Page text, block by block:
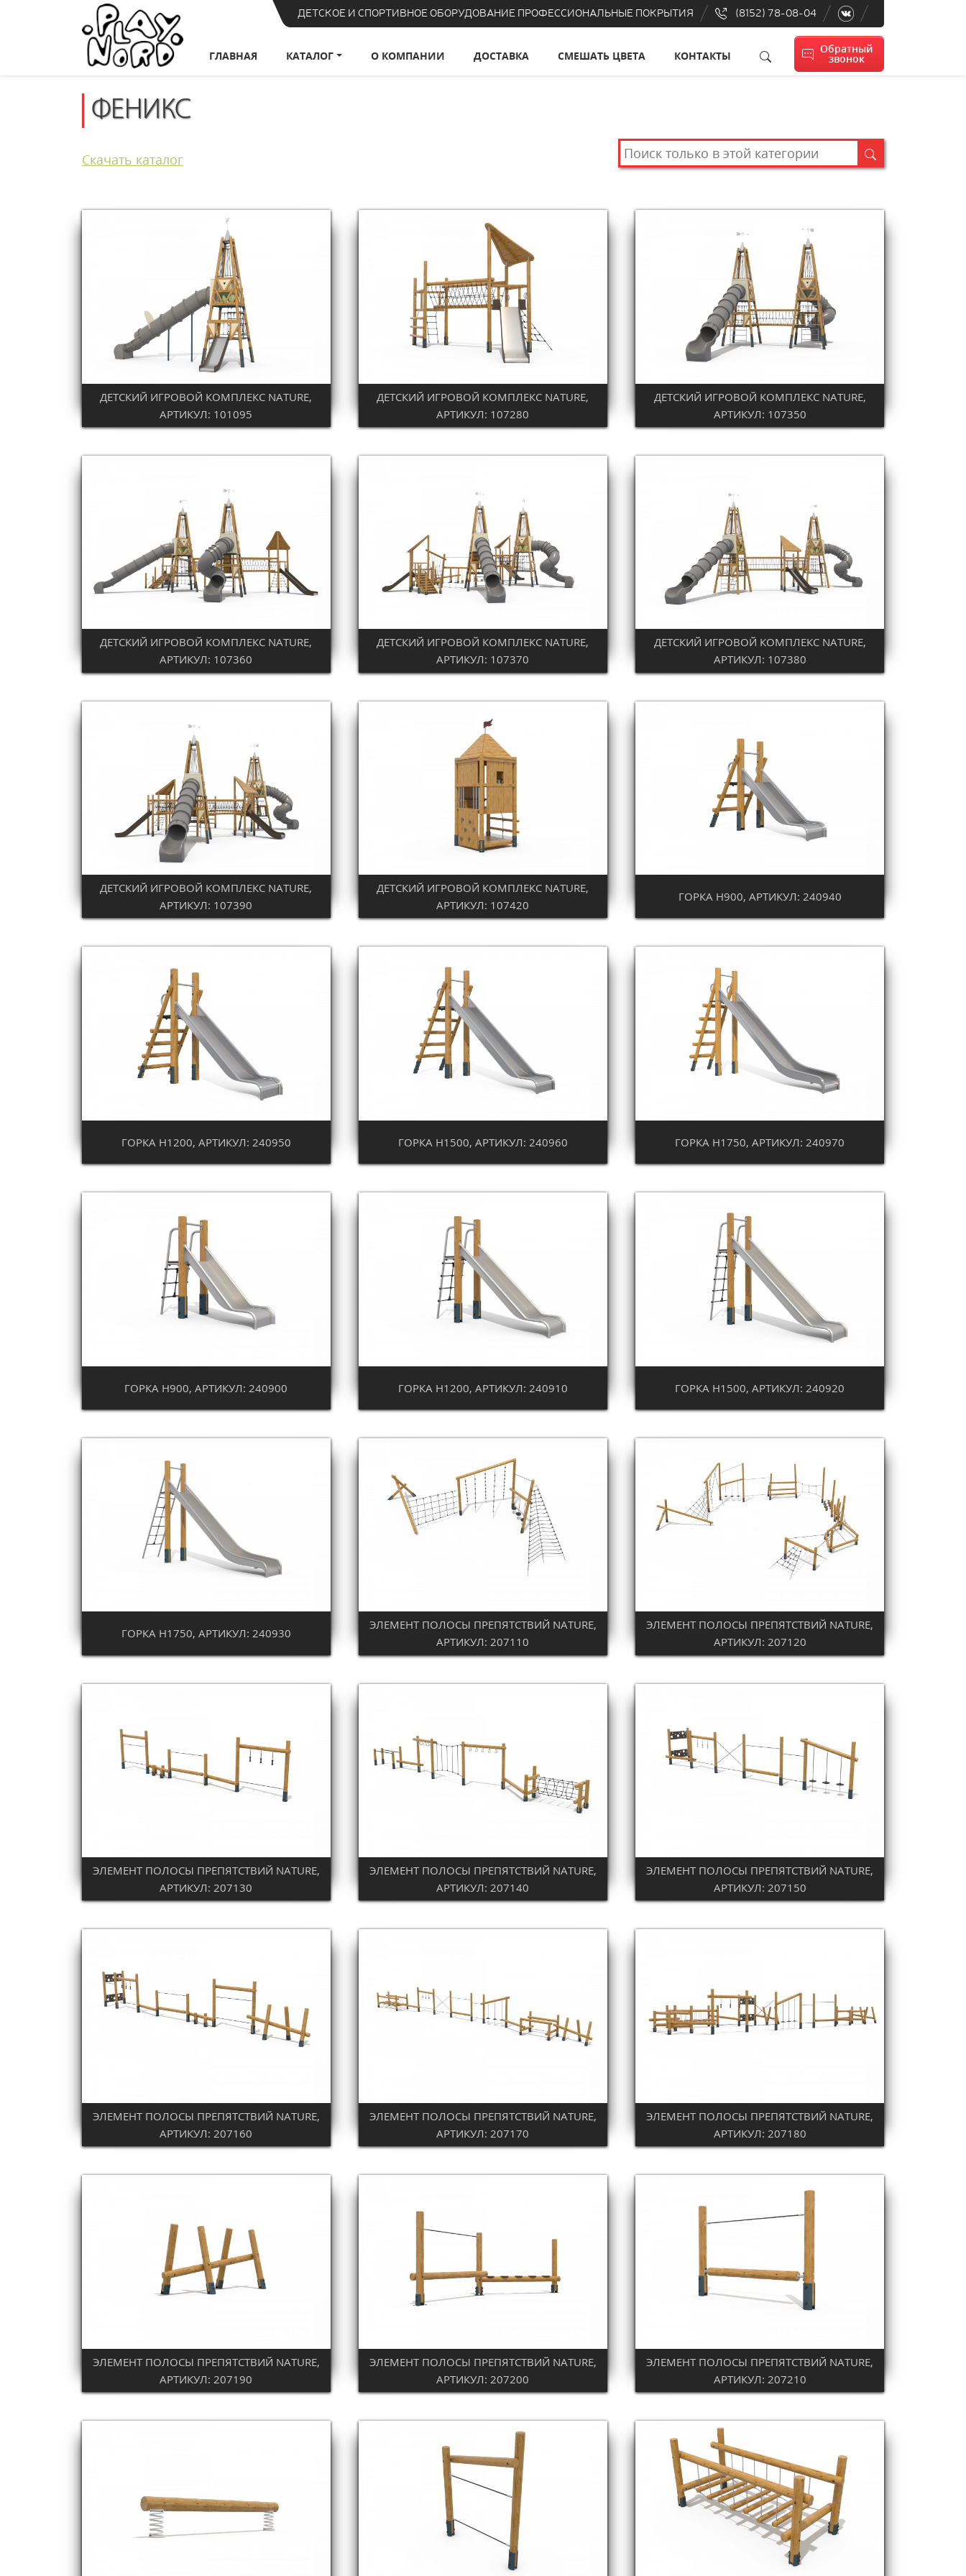
ДЕТСКОЕ И СПОРТИВНОЕ ОБОРУДОВАНИЕ ПРОФЕССИОНАЛЬНЫЕ ПОКРЫТИЯ (8152) 78-08-04
ГЛАВНАЯ КАТАЛОГ О КОМПАНИИ ДОСТАВКА СМЕШАТЬ ЦВЕТА КОНТАКТЫ Обратный
звонок
ФЕНИКС
Скачать каталог
ДЕТСКИЙ ИГРОВОЙ КОМПЛЕКС NATURE,
АРТИКУЛ: 101095
ДЕТСКИЙ ИГРОВОЙ КОМПЛЕКС NATURE,
АРТИКУЛ: 107280
ДЕТСКИЙ ИГРОВОЙ КОМПЛЕКС NATURE,
АРТИКУЛ: 107350
ДЕТСКИЙ ИГРОВОЙ КОМПЛЕКС NATURE,
АРТИКУЛ: 107360
ДЕТСКИЙ ИГРОВОЙ КОМПЛЕКС NATURE,
АРТИКУЛ: 107370
ДЕТСКИЙ ИГРОВОЙ КОМПЛЕКС NATURE,
АРТИКУЛ: 107380
ДЕТСКИЙ ИГРОВОЙ КОМПЛЕКС NATURE,
АРТИКУЛ: 107390
ДЕТСКИЙ ИГРОВОЙ КОМПЛЕКС NATURE,
АРТИКУЛ: 107420
ГОРКА Н900, АРТИКУЛ: 240940
ГОРКА Н1200, АРТИКУЛ: 240950 ГОРКА Н1500, АРТИКУЛ: 240960 ГОРКА Н1750, АРТИКУЛ: 240970
ГОРКА Н900, АРТИКУЛ: 240900 ГОРКА Н1200, АРТИКУЛ: 240910 ГОРКА Н1500, АРТИКУЛ: 240920
ГОРКА Н1750, АРТИКУЛ: 240930
ЭЛЕМЕНТ ПОЛОСЫ ПРЕПЯТСТВИЙ NATURE,
АРТИКУЛ: 207110
ЭЛЕМЕНТ ПОЛОСЫ ПРЕПЯТСТВИЙ NATURE,
АРТИКУЛ: 207120
ЭЛЕМЕНТ ПОЛОСЫ ПРЕПЯТСТВИЙ NATURE,
АРТИКУЛ: 207130
ЭЛЕМЕНТ ПОЛОСЫ ПРЕПЯТСТВИЙ NATURE,
АРТИКУЛ: 207140
ЭЛЕМЕНТ ПОЛОСЫ ПРЕПЯТСТВИЙ NATURE,
АРТИКУЛ: 207150
ЭЛЕМЕНТ ПОЛОСЫ ПРЕПЯТСТВИЙ NATURE,
АРТИКУЛ: 207160
ЭЛЕМЕНТ ПОЛОСЫ ПРЕПЯТСТВИЙ NATURE,
АРТИКУЛ: 207170
ЭЛЕМЕНТ ПОЛОСЫ ПРЕПЯТСТВИЙ NATURE,
АРТИКУЛ: 207180
ЭЛЕМЕНТ ПОЛОСЫ ПРЕПЯТСТВИЙ NATURE,
АРТИКУЛ: 207190
ЭЛЕМЕНТ ПОЛОСЫ ПРЕПЯТСТВИЙ NATURE,
АРТИКУЛ: 207200
ЭЛЕМЕНТ ПОЛОСЫ ПРЕПЯТСТВИЙ NATURE,
AРТИКУЛ: 207210